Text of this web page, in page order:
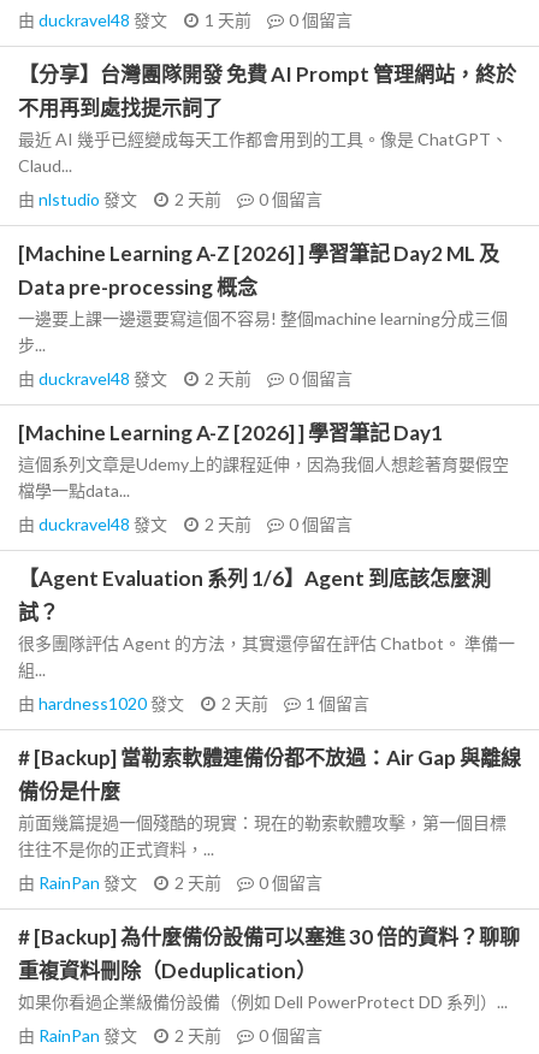
由 duckravel48 發文 1 天前 0個留言
【分享】台灣團隊開發 免費 AI Prompt 管理網站，終於
不用再到處找提示詞了
最近 AI 幾乎已經變成每天工作都會用到的工具。像是 ChatGPT、
Claud...
由 nlstudio 發文 2 天前 0個留言
[Machine Learning A-Z [2026] ] 學習筆記 Day2 ML 及
Data pre-processing 概念
一邊要上課一邊還要寫這個不容易! 整個machine learning分成三個
步...
由 duckravel48 發文 2 天前 0個留言
[Machine Learning A-Z [2026] ] 學習筆記 Day1
這個系列文章是Udemy上的課程延伸，因為我個人想趁著育嬰假空
檔學一點data...
由 duckravel48 發文 2 天前 0個留言
【Agent Evaluation 系列 1/6】Agent 到底該怎麼測
試？
很多團隊評估 Agent 的方法，其實還停留在評估 Chatbot。 準備一
組...
由 hardness1020發文 2 天前 1 個留言
# [Backup] 當勒索軟體連備份都不放過：Air Gap 與離線
備份是什麼
前面幾篇提過一個殘酷的現實：現在的勒索軟體攻擊，第一個目標
往往不是你的正式資料，...
由 RainPan 發文 2 天前 0個留言
# [Backup] 為什麼備份設備可以塞進 30 倍的資料？聊聊
重複資料刪除（Deduplication）
如果你看過企業級備份設備（例如 Dell PowerProtect DD 系列）...
由 RainPan 發文 2 天前 0個留言